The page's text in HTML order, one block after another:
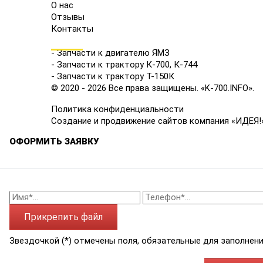
О нас
Отзывы
Контакты
- Запчасти к двигателю ЯМЗ
- Запчасти к трактору К-700, К-744
- Запчасти к трактору Т-150К
© 2020 - 2026 Все права защищены. «K-700.INFO».
Политика конфиденциальности
Создание и продвижение сайтов компания
ОФОРМИТЬ ЗАЯВКУ
Прикрепить файл
Звездочкой (*) отмечены поля, обязательные для